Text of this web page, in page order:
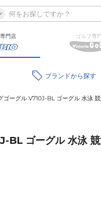
門店 ゴルフ専門
ブランド
ゴーグル V710J-BL ゴーグル 水泳
BL ゴーグル 水泳